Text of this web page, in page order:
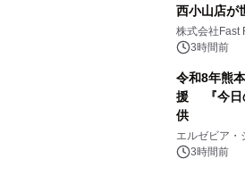
西小山店が
株式会社Fast
3時間前
令和8年熊
援 『今日
供
エルゼビア・
3時間前